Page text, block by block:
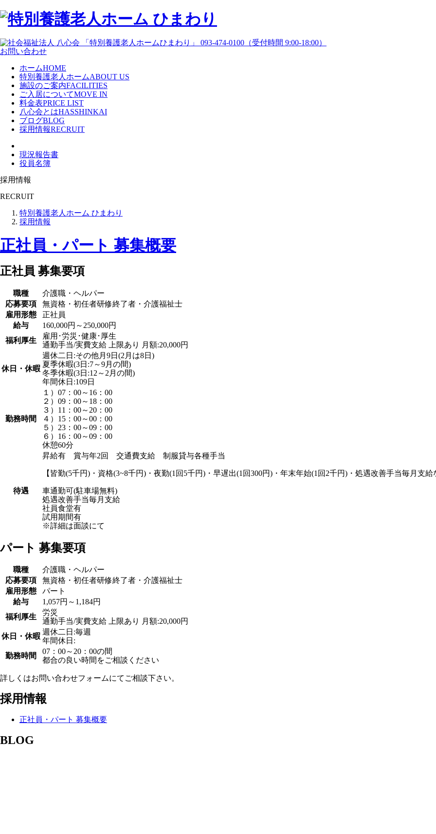
お問い合わせ
ホームHOME
特別養護老人ホームABOUT US
施設のご案内FACILITIES
ご入居についてMOVE IN
料金表PRICE LIST
八心会とはHASSHINKAI
ブログBLOG
採用情報RECRUIT
現況報告書
役員名簿
採用情報
RECRUIT
特別養護老人ホーム ひまわり
採用情報
正社員・パート 募集概要
正社員 募集要項
職種
介護職・ヘルパー
応募要項
無資格・初任者研修終了者・介護福祉士
雇用形態
正社員
給与
160,000円～250,000円
福利厚生
雇用･労災･健康･厚生
通勤手当/実費支給 上限あり 月額:20,000円
休日・休暇
週休二日:その他月9日(2月は8日)
夏季休暇(3日:7～9月の間)
冬季休暇(3日:12～2月の間)
年間休日:109日
勤務時間
１）07：00～16：00
２）09：00～18：00
３）11：00～20：00
４）15：00～00：00
５）23：00～09：00
６）16：00～09：00
休憩60分
待遇
昇給有 賞与年2回 交通費支給 制服貸与各種手当
【皆勤(5千円)・資格(3~8千円)・夜勤(1回5千円)・早遅出(1回300円)・年末年始(1回2千円)・処遇改善手当毎月支給
車通勤可(駐車場無料)
処遇改善手当毎月支給
社員食堂有
試用期間有
※詳細は面談にて
パート 募集要項
職種
介護職・ヘルパー
応募要項
無資格・初任者研修終了者・介護福祉士
雇用形態
パート
給与
1,057円～1,184円
福利厚生
労災
通勤手当/実費支給 上限あり 月額:20,000円
休日・休暇
週休二日:毎週
年間休日:
勤務時間
07：00～20：00の間
都合の良い時間をご相談ください
詳しくはお問い合わせフォームにてご相談下さい。
採用情報
正社員・パート 募集概要
BLOG